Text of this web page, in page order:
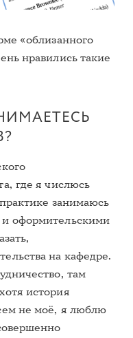
«облизанного
нравились такие
где я числюсь
занимаюсь
оформительскими
на кафедре.
там
история
не моё, я люблю